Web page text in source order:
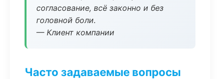
согласование, всё законно и без
головной боли.
— Клиент компании
Часто задаваемые вопросы